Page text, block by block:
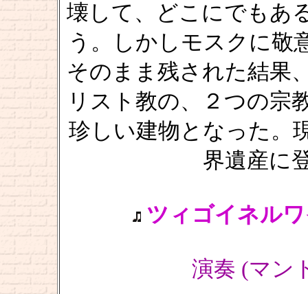
壊して、どこにでもあ
う。しかしモスクに敬
そのまま残された結果
リスト教の、２つの宗
珍しい建物となった。
界遺産に
ツィゴイネル
演奏 (マン